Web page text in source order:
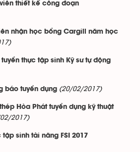
thiết kế công đoạn
nhận học bổng Cargill năm học
tuyển thực tập sinh Kỹ sư tự động
báo tuyển dụng (20/02/2017)
Hòa Phát tuyển dụng kỹ thuật
2017)
sinh tài năng FSI 2017